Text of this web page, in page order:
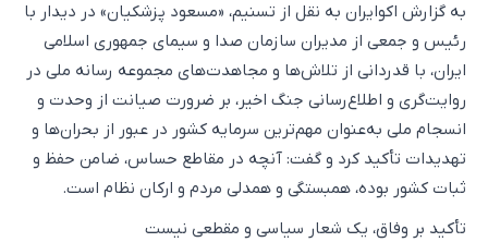
به گزارش اکوایران به نقل از تسنیم، «مسعود پزشکیان» در دیدار با
رئیس و جمعی از مدیران سازمان صدا و سیمای جمهوری اسلامی
ایران، با قدردانی از تلاش‌ها و مجاهدت‌های مجموعه رسانه ملی در
روایت‌گری و اطلاع‌رسانی جنگ اخیر، بر ضرورت صیانت از وحدت و
انسجام ملی به‌عنوان مهم‌ترین سرمایه کشور در عبور از بحران‌ها و
تهدیدات تأکید کرد و گفت: آنچه در مقاطع حساس، ضامن حفظ و
ثبات کشور بوده، همبستگی و همدلی مردم و ارکان نظام است.
تأکید بر وفاق، یک شعار سیاسی و مقطعی نیست